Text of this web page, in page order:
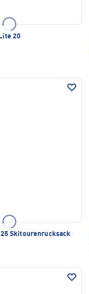
20
Skitourenrucksack